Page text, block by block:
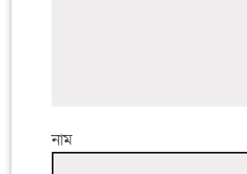
নাম